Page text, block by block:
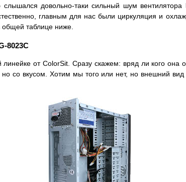
слышался довольно-таки сильный шум
главным для нас были циркуляция и
общей таблице ниже.
8023C
от ColorSit. Сразу скажем: вряд ли кого она
со вкусом. Хотим мы того или нет, но внешний